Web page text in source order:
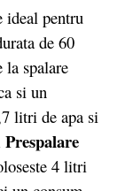
ideal pentru
de 60
la spalare
si un
litri de apa si
Prespalare
4 litri